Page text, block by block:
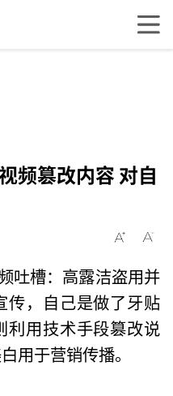
频篡改内容 对自
吐槽：高露洁盗用并
传，自己是做了牙贴
利用技术手段篡改说
用于营销传播。